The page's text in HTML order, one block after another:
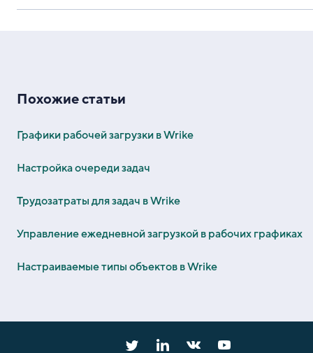
Похожие статьи
Графики рабочей загрузки в Wrike
Настройка очереди задач
Трудозатраты для задач в Wrike
Управление ежедневной загрузкой в рабочих графиках
Настраиваемые типы объектов в Wrike